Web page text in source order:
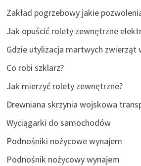
Zakład pogrzebowy jakie
Jak opuścić rolety zewnętrzne
Gdzie utylizacja martwych zwierząt
Co robi szklarz?
Jak mierzyć rolety zewnętrzne?
Drewniana skrzynia wojskowa
Wyciągarki do samochodów
Podnośniki nożycowe wynajem
Podnośnik nożycowy wynajem